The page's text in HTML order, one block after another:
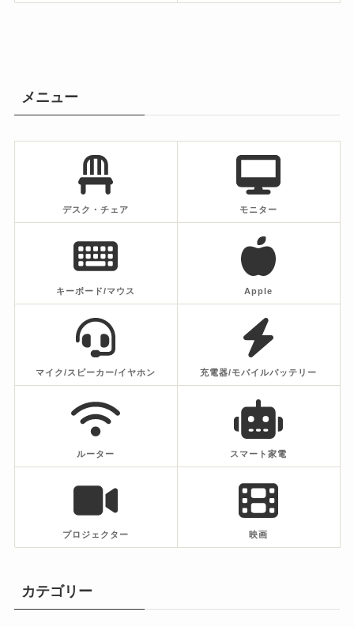
メニュー
デスク・チェア モニター
キーボード/マウス Apple
マイク/スピーカー/イヤホン 充電器/モバイルバッテリー
ルーター スマート家電
プロジェクター 映画
カテゴリー